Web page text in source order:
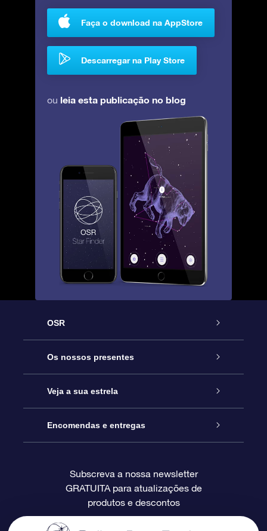
Faça o download na AppStore
Descarregar na Play Store
ou leia esta publicação no blog
OSR
Serviço
Contactos
O Blog
Avaliações
Os nossos presentes
Prenda Star Online
Pacote Prenda OSR
O Cartão Presente OSR
Presentes corporativos
Veja a sua estrela
Registo de Estrela
Página de Estrela personalizada
Um Milhão de Estrelas
Encomendas e entregas
Informação de pagamento
Informação de envio
Subscreva a nossa newsletter
GRATUITA para atualizações de
produtos e descontos